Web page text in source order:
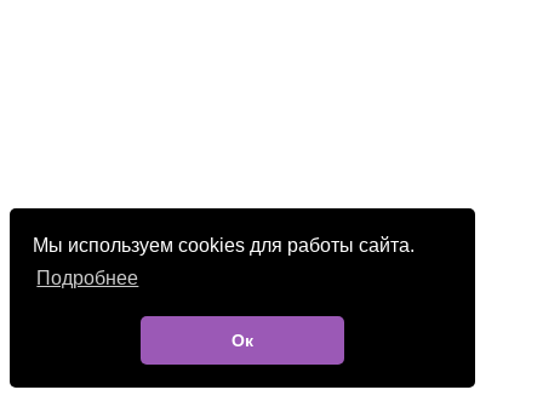
Мы используем cookies для работы сайта.
Подробнее
Ок